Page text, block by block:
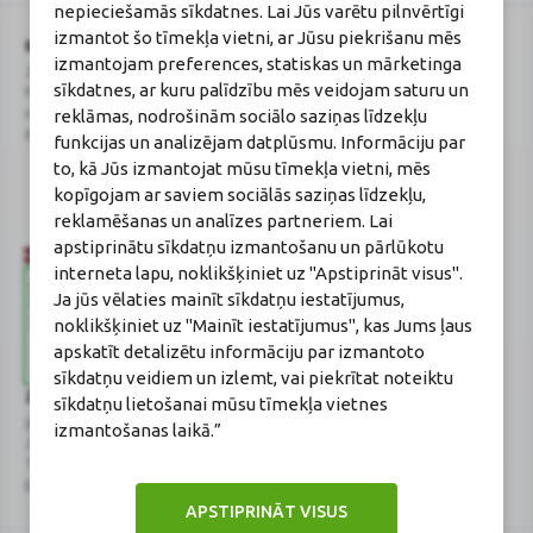
nepieciešamās sīkdatnes. Lai Jūs varētu pilnvērtīgi
izmantot šo tīmekļa vietni, ar Jūsu piekrišanu mēs
izmantojam preferences, statiskas un mārketinga
sīkdatnes, ar kuru palīdzību mēs veidojam saturu un
reklāmas, nodrošinām sociālo saziņas līdzekļu
funkcijas un analizējam datplūsmu. Informāciju par
to, kā Jūs izmantojat mūsu tīmekļa vietni, mēs
kopīgojam ar saviem sociālās saziņas līdzekļu,
reklamēšanas un analīzes partneriem. Lai
apstiprinātu sīkdatņu izmantošanu un pārlūkotu
interneta lapu, noklikšķiniet uz "Apstiprināt visus".
Ja jūs vēlaties mainīt sīkdatņu iestatījumus,
noklikšķiniet uz "Mainīt iestatījumus", kas Jums ļaus
apskatīt detalizētu informāciju par izmantoto
sīkdatņu veidiem un izlemt, vai piekrītat noteiktu
sīkdatņu lietošanai mūsu tīmekļa vietnes
izmantošanas laikā.”
APSTIPRINĀT VISUS
BENU Aptieka Latvija, SIA
Juridiskā adrese / Faktiskā adrese:
Noliktavu iela 5, Dreiliņi, Stopiņu
novads, LV-2130
Reģistrācijas Nr.: 40003252167
Licence
Licences numurs: A00010
E-aptiekas kontakti
Aptiekas vadītāja:
Sertificēta farmaceite: Jeļena
Gončarova
Reģistrācijas Nr.: F-0834
Sertifikāta Nr.: 215.2025
Zāļu valsts aģentūra
www.zva.gov.lv
Jersikas iela 15, Rīga
E-pasts: info@zva.gov.lv
Veselības inspekcija
E-pasts: vi@vi.gov.lv